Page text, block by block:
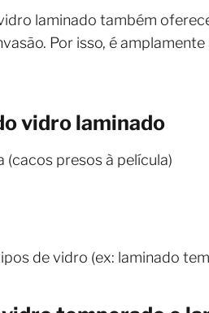
laminado também
Por isso, é
vidro laminado
(cacos presos à película)
de vidro (ex: laminado